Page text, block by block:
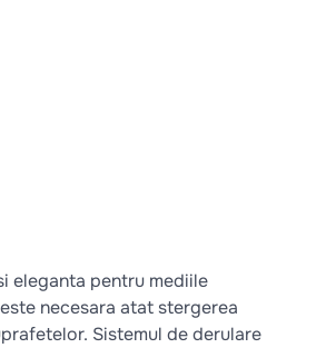
eleganta pentru mediile
necesara atat stergerea
Sistemul de derulare